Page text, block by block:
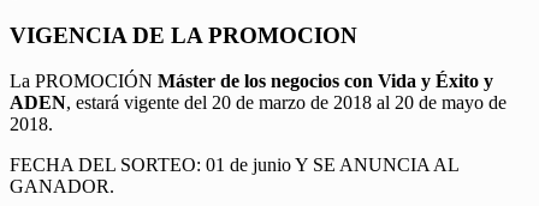
VIGENCIA DE LA PROMOCION
La PROMOCIÓN Máster de los negocios con Vida y Éxito y
ADEN, estará vigente del 20 de marzo de 2018 al 20 de mayo de
2018.
FECHA DEL SORTEO: 01 de junio Y SE ANUNCIA AL
GANADOR.